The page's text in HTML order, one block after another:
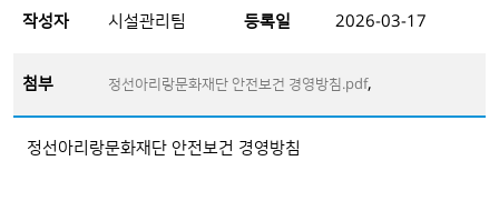
작성자 시설관리팀 등록일 2026-03-17
첨부 정선아리랑문화재단 안전보건 경영방침.pdf,
정선아리랑문화재단 안전보건 경영방침